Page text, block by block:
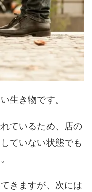
生き物です。
ているため、店の
ていない状態でも
きますが、次には